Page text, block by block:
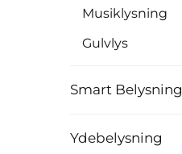
Musiklysning
Gulvlys
Smart Belysning
Ydebelysning